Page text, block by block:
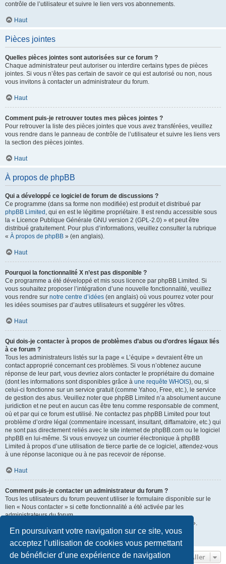
En poursuivant votre navigation sur ce site, vous
acceptez l’utilisation de cookies vous permettant
de bénéficier d’une expérience de navigation
contrôle de l’utilisateur et suivre le lien vers vos abonnements.
Haut
Pièces jointes
Quelles pièces jointes sont autorisées sur ce forum ?
Chaque administrateur peut autoriser ou interdire certains types de pièces
jointes. Si vous n’êtes pas certain de savoir ce qui est autorisé ou non, nous
vous invitons à contacter un administrateur du forum.
Haut
Comment puis-je retrouver toutes mes pièces jointes ?
Pour retrouver la liste des pièces jointes que vous avez transférées, veuillez
vous rendre dans le panneau de contrôle de l’utilisateur et suivre les liens vers
la section des pièces jointes.
Haut
À propos de phpBB
Qui a développé ce logiciel de forum de discussions ?
Ce programme (dans sa forme non modifiée) est produit et distribué par
phpBB Limited , qui en est le légitime propriétaire. Il est rendu accessible sous
la « Licence Publique Générale GNU version 2 (GPL-2.0) » et peut être
distribué gratuitement. Pour plus d’informations, veuillez consulter la rubrique
« À propos de phpBB » (en anglais).
Haut
Pourquoi la fonctionnalité X n’est pas disponible ?
Ce programme a été développé et mis sous licence par phpBB Limited. Si
vous souhaitez proposer l’intégration d’une nouvelle fonctionnalité, veuillez
vous rendre sur notre centre d’idées (en anglais) où vous pourrez voter pour
les idées soumises par d’autres utilisateurs et suggérer les vôtres.
Haut
Qui dois-je contacter à propos de problèmes d’abus ou d’ordres légaux liés
à ce forum ?
Tous les administrateurs listés sur la page « L’équipe » devraient être un
contact approprié concernant ces problèmes. Si vous n’obtenez aucune
réponse de leur part, vous devriez alors contacter le propriétaire du domaine
(dont les informations sont disponibles grâce à une requête WHOIS), ou, si
celui-ci fonctionne sur un service gratuit (comme Yahoo, Free, etc.), le service
de gestion des abus. Veuillez noter que phpBB Limited n’a absolument aucune
juridiction et ne peut en aucun cas être tenu comme responsable de comment,
où et par qui ce forum est utilisé. Ne contactez pas phpBB Limited pour tout
problème d’ordre légal (commentaire incessant, insultant, diffamatoire, etc.) qui
ne sont pas directement reliés avec le site internet de phpBB.com ou le logiciel
phpBB en lui-même. Si vous envoyez un courrier électronique à phpBB
Limited à propos d’une utilisation de tierce partie de ce logiciel, attendez-vous
à une réponse laconique ou à ne pas recevoir de réponse.
Haut
Comment puis-je contacter un administrateur du forum ?
Tous les utilisateurs du forum peuvent utiliser le formulaire disponible sur le
lien « Nous contacter » si cette fonctionnalité a été activée par les
administrateurs du forum.
Les membres du forum peuvent également utiliser le lien « L’équipe ».
Aller